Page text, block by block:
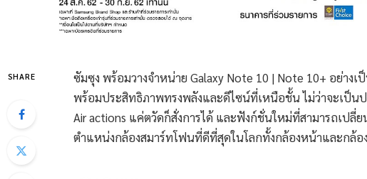
SHARE
ซัมซุง พร้อมวางจำหน่าย Galaxy Note 10 | Note 10+ อย่าง
พร้อมประสิทธิภาพทรงพลังและดีไซน์ที่เหนือชั้น ไม่ว่าจะเป็น
Air actions แค่ตวัดก็สั่งการได้ และฟังก์ชั่นใหม่ที่สามารถเป
ตำแหน่งกล้องสมาร์ทโฟนที่ดีที่สุดในโลกทั้งกล้องหน้าและกล้อ